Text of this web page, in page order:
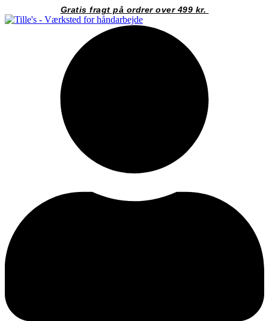
til
Gratis fragt på ordrer over 499 kr.